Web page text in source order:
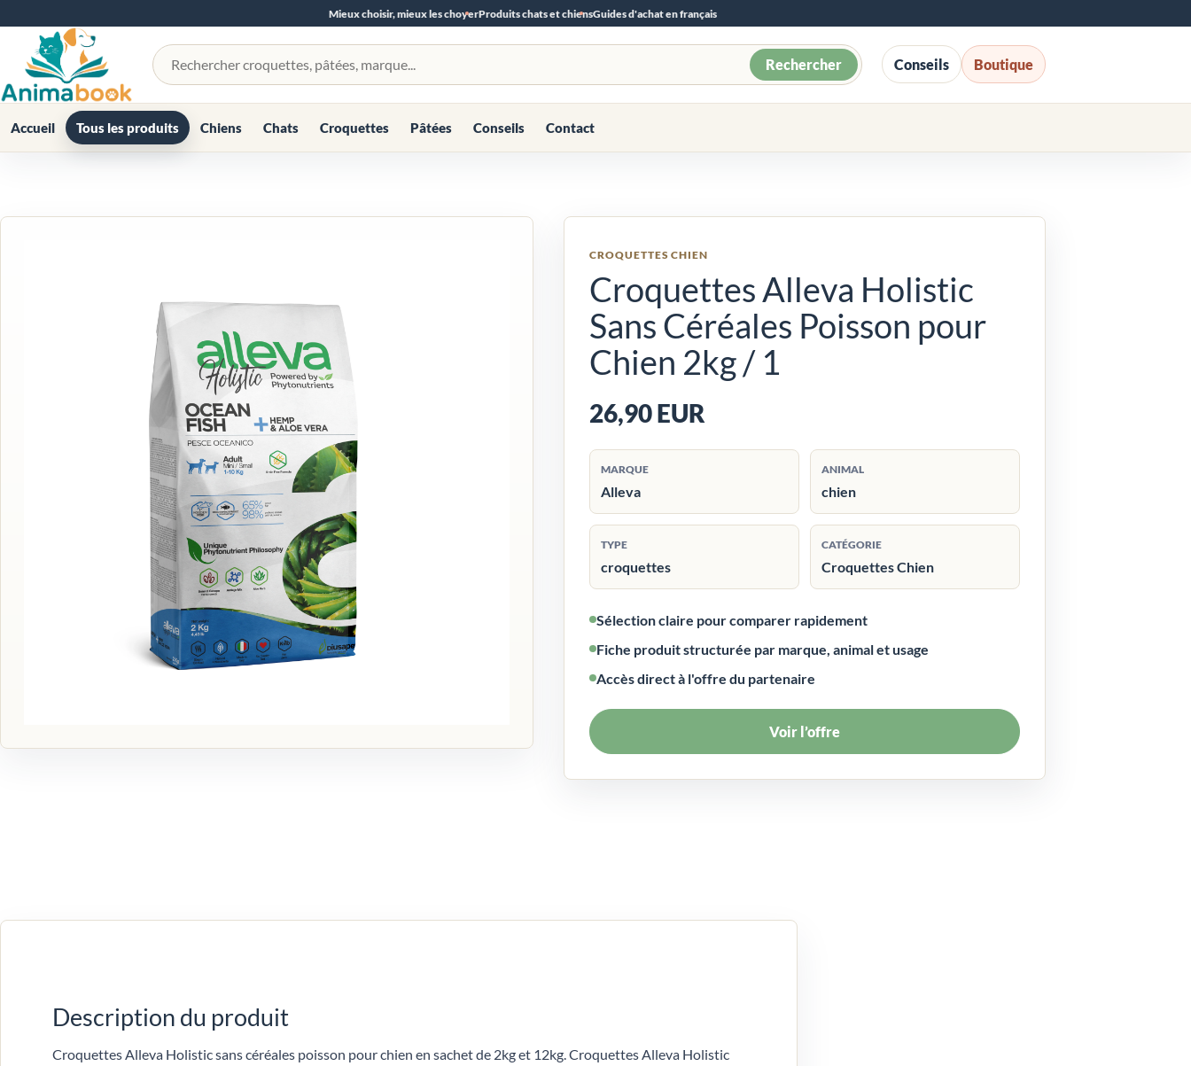
Mieux choisir, mieux les choyerProduits chats et chiensGuides d'achat en français
Rechercher un produit Rechercher Conseils Boutique
Accueil Tous les produits Chiens Chats Croquettes Pâtées Conseils Contact
CROQUETTES CHIEN
Croquettes Alleva Holistic
Sans Céréales Poisson pour
Chien 2kg / 1
26,90 EUR
MARQUE
Alleva
ANIMAL
chien
TYPE
croquettes
CATÉGORIE
Croquettes Chien
Sélection claire pour comparer rapidement
Fiche produit structurée par marque, animal et usage
Accès direct à l'offre du partenaire
Voir l’offre
Description du produit
Croquettes Alleva Holistic sans céréales poisson pour chien en sachet de 2kg et 12kg. Croquettes Alleva Holistic